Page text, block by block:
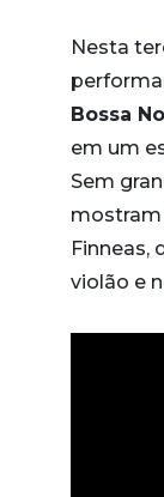
Nesta
Bossa
em um
Sem
mostram
Finneas,
violão e